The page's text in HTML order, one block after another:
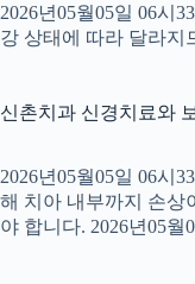
2026년05월05일 06시
강 상태에 따라 달라지
신촌치과 신경치료와
2026년05월05일 06시
해 치아 내부까지 손상
야 합니다. 2026년05월